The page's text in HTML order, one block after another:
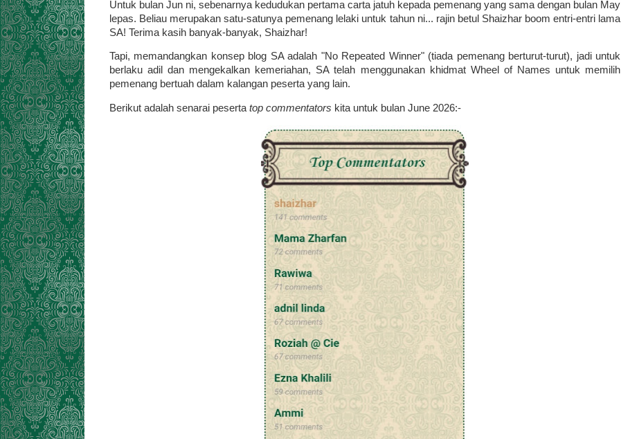
Untuk bulan Jun ni, sebenarnya kedudukan pertama carta jatuh kepada pemenang yang sama dengan bulan May
lepas. Beliau merupakan satu-satunya pemenang lelaki untuk tahun ni... rajin betul Shaizhar boom entri-entri lama
SA! Terima kasih banyak-banyak, Shaizhar!
Tapi, memandangkan konsep blog SA adalah "No Repeated Winner" (tiada pemenang berturut-turut), jadi untuk
berlaku adil dan mengekalkan kemeriahan, SA telah menggunakan khidmat Wheel of Names untuk memilih
pemenang bertuah dalam kalangan peserta yang lain.
Berikut adalah senarai pesertatop commentators kita untuk bulan June 2026:-